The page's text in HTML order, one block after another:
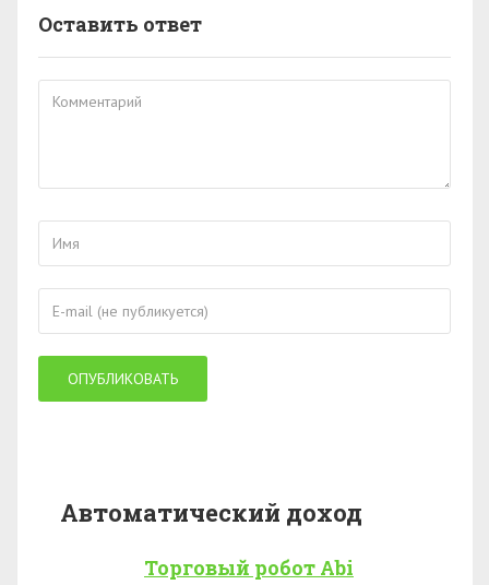
Оставить ответ
Автоматический доход
Торговый робот Abi